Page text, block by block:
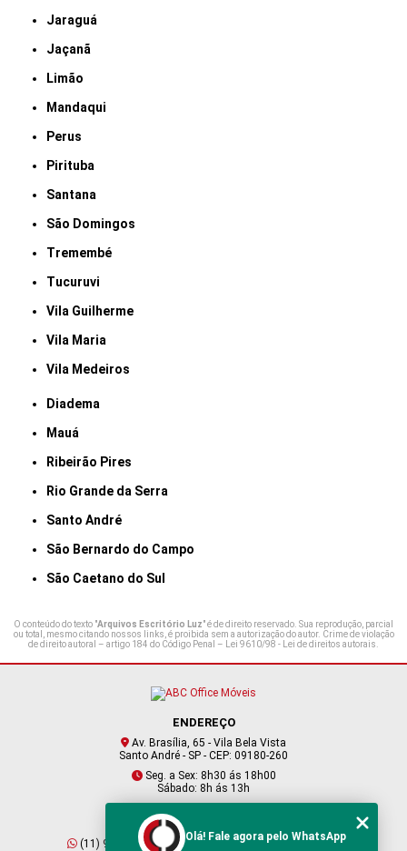
Jaraguá
Jaçanã
Limão
Mandaqui
Perus
Pirituba
Santana
São Domingos
Tremembé
Tucuruvi
Vila Guilherme
Vila Maria
Vila Medeiros
Diadema
Mauá
Ribeirão Pires
Rio Grande da Serra
Santo André
São Bernardo do Campo
São Caetano do Sul
O conteúdo do texto "Arquivos Escritório Luz" é de direito reservado. Sua reprodução, parcial
ou total, mesmo citando nossos links, é proibida sem a autorização do autor. Crime de violação
de direito autoral – artigo 184 do Código Penal – Lei 9610/98 - Lei de direitos autorais.
ENDEREÇO
Av. Brasília, 65 - Vila Bela Vista
Santo André - SP - CEP: 09180-260
Seg. a Sex: 8h30 ás 18h00
Sábado: 8h ás 13h
CONTATO
(11) 95409-2229 (11) 4901-6045
Olá! Fale agora pelo WhatsApp